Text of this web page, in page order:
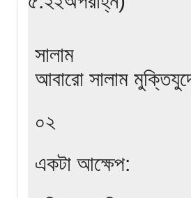
সালাম
আবারো সালাম
০২
একটা আক্ষেপ: